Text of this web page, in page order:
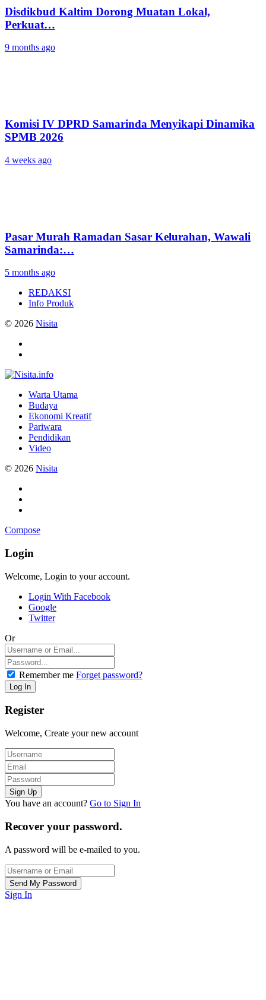
Disdikbud Kaltim Dorong Muatan Lokal,
Perkuat…
9 months ago
Komisi IV DPRD Samarinda Menyikapi Dinamika
SPMB 2026
4 weeks ago
Pasar Murah Ramadan Sasar Kelurahan, Wawali
Samarinda:…
5 months ago
REDAKSI
Info Produk
© 2026 Nisita
Warta Utama
Budaya
Ekonomi Kreatif
Pariwara
Pendidikan
Video
© 2026 Nisita
Compose
Login
Welcome, Login to your account.
Login With Facebook
Google
Twitter
Or
Remember me Forget password?
Register
Welcome, Create your new account
You have an account? Go to Sign In
Recover your password.
A password will be e-mailed to you.
Sign In